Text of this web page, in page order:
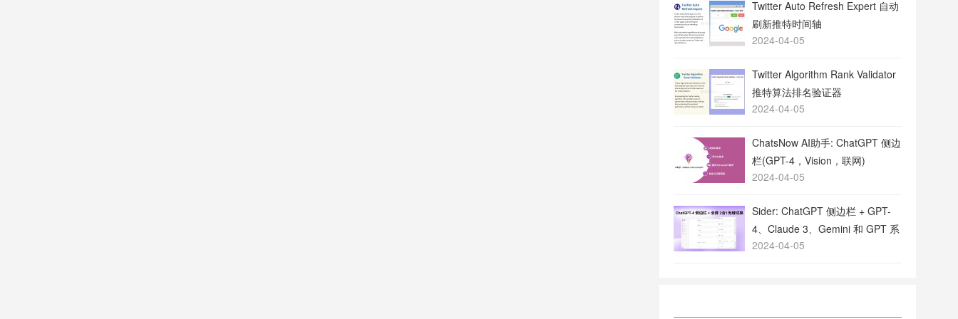
Twitter Auto Refresh Expert 自动
刷新推特时间轴
2024-04-05
Twitter Algorithm Rank Validator
推特算法排名验证器
2024-04-05
ChatsNow AI助手: ChatGPT 侧边
栏(GPT-4，Vision，联网)
2024-04-05
Sider: ChatGPT 侧边栏 + GPT-
4、Claude 3、Gemini 和 GPT 系
列
2024-04-05